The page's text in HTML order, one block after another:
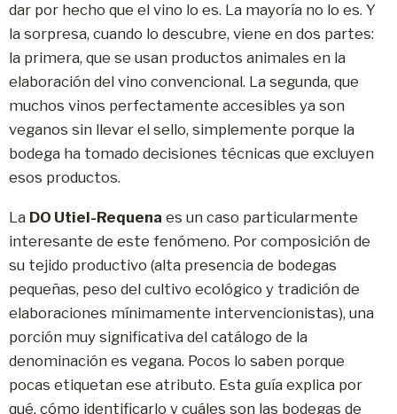
dar por hecho que el vino lo es. La mayoría no lo es. Y
la sorpresa, cuando lo descubre, viene en dos partes:
la primera, que se usan productos animales en la
elaboración del vino convencional. La segunda, que
muchos vinos perfectamente accesibles ya son
veganos sin llevar el sello, simplemente porque la
bodega ha tomado decisiones técnicas que excluyen
esos productos.
La DO Utiel-Requena es un caso particularmente
interesante de este fenómeno. Por composición de
su tejido productivo (alta presencia de bodegas
pequeñas, peso del cultivo ecológico y tradición de
elaboraciones mínimamente intervencionistas), una
porción muy significativa del catálogo de la
denominación es vegana. Pocos lo saben porque
pocas etiquetan ese atributo. Esta guía explica por
qué, cómo identificarlo y cuáles son las bodegas de